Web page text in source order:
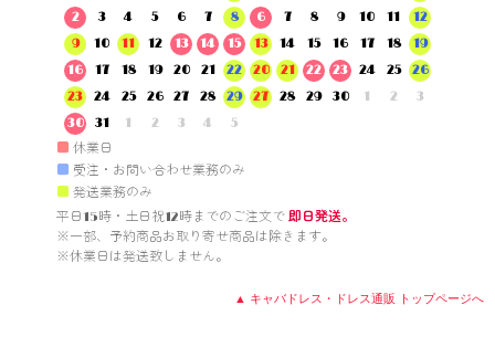
2
3 4 5 6 7
8
9
10 11 12 13 14
15
16
17 18 19 20 21
22
23
24 25 26 27 28
29
30
31 1 2 3 4 5
6
7 8 9 10 11
12
13
14 15 16 17 18
19
20
21 22 23 24 25
26
27
28 29 30 1 2 3
■ 休業日
■ 受注・お問い合わせ業務のみ
■ 発送業務のみ
平日15時・土日祝12時までのご注文で 即日発送。
※一部、予約商品お取り寄せ商品は除きます。
※休業日は発送致しません。
▲ キャバドレス・ドレス通販 トップページへ